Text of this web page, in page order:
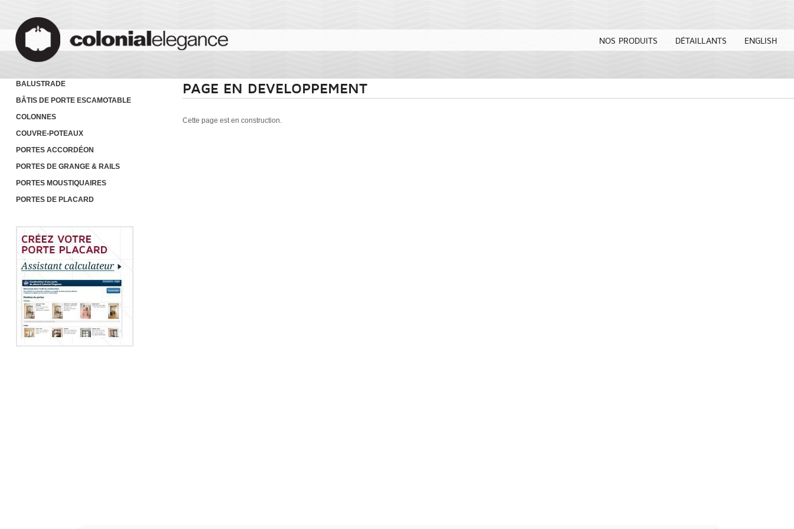
NOS PRODUITS DÉTAILLANTS ENGLISH
BALUSTRADE
BÂTIS DE PORTE ESCAMOTABLE
COLONNES
COUVRE-POTEAUX
PORTES ACCORDÉON
PORTES DE GRANGE & RAILS
PORTES MOUSTIQUAIRES
PORTES DE PLACARD
PAGE EN DEVELOPPEMENT
Cette page est en construction.